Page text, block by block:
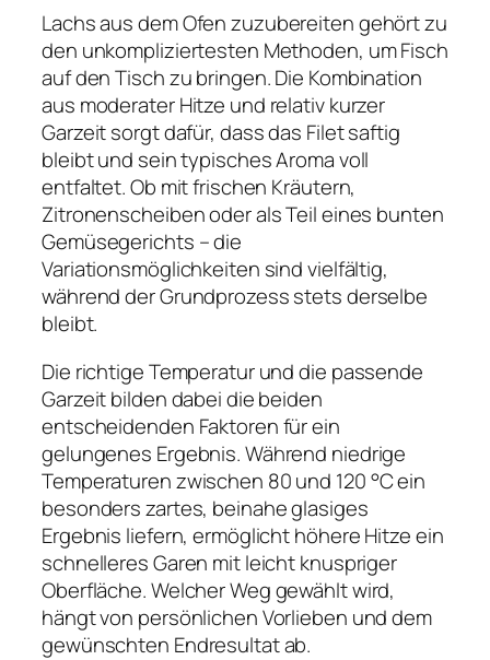
Lachs aus dem Ofen zuzubereiten gehört zu
den unkompliziertesten Methoden, um Fisch
auf den Tisch zu bringen. Die Kombination
aus moderater Hitze und relativ kurzer
Garzeit sorgt dafür, dass das Filet saftig
bleibt und sein typisches Aroma voll
entfaltet. Ob mit frischen Kräutern,
Zitronenscheiben oder als Teil eines bunten
Gemüsegerichts – die
Variationsmöglichkeiten sind vielfältig,
während der Grundprozess stets derselbe
bleibt.
Die richtige Temperatur und die passende
Garzeit bilden dabei die beiden
entscheidenden Faktoren für ein
gelungenes Ergebnis. Während niedrige
Temperaturen zwischen 80 und 120 °C ein
besonders zartes, beinahe glasiges
Ergebnis liefern, ermöglicht höhere Hitze ein
schnelleres Garen mit leicht knuspriger
Oberfläche. Welcher Weg gewählt wird,
hängt von persönlichen Vorlieben und dem
gewünschten Endresultat ab.